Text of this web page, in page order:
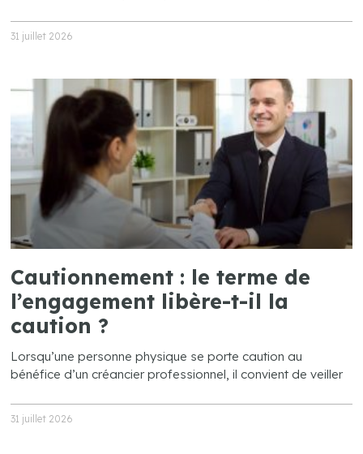
31 juillet 2026
Cautionnement : le terme de
l’engagement libère-t-il la
caution ?
Lorsqu’une personne physique se porte caution au
bénéfice d’un créancier professionnel, il convient de veiller
31 juillet 2026